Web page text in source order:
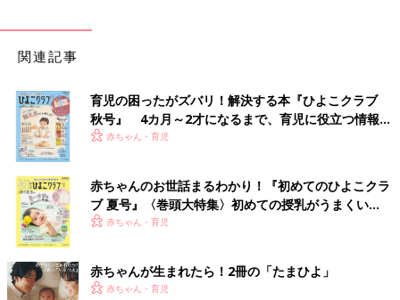
関連記事
育児の困ったがズバリ！解決する本『ひよこクラブ
秋号』 4カ月～2才になるまで、育児に役立つ情報が
いっぱい！
赤ちゃん・育児
赤ちゃんのお世話まるわかり！『初めてのひよこクラ
ブ 夏号』〈巻頭大特集〉初めての授乳がうまくい
く！ おっぱい・ミルクの基本と夏のトラブル 解決テ
赤ちゃん・育児
赤ちゃんが生まれたら！2冊の「たまひよ」
赤ちゃん・育児